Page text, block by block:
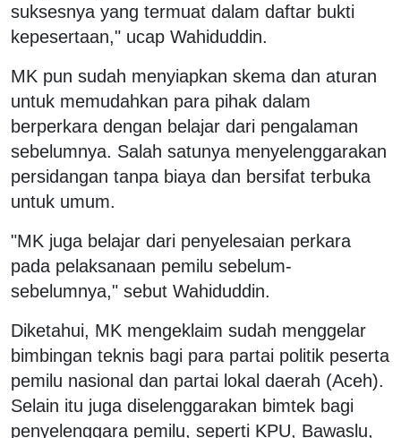
suksesnya yang termuat dalam daftar bukti
kepesertaan," ucap Wahiduddin.
MK pun sudah menyiapkan skema dan aturan
untuk memudahkan para pihak dalam
berperkara dengan belajar dari pengalaman
sebelumnya. Salah satunya menyelenggarakan
persidangan tanpa biaya dan bersifat terbuka
untuk umum.
"MK juga belajar dari penyelesaian perkara
pada pelaksanaan pemilu sebelum-
sebelumnya," sebut Wahiduddin.
Diketahui, MK mengeklaim sudah menggelar
bimbingan teknis bagi para partai politik peserta
pemilu nasional dan partai lokal daerah (Aceh).
Selain itu juga diselenggarakan bimtek bagi
penyelenggara pemilu, seperti KPU, Bawaslu,